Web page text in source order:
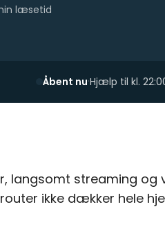
læsetid
Åbent nu·Hjælp til kl.
langsomt streaming og
ikke dækker hele